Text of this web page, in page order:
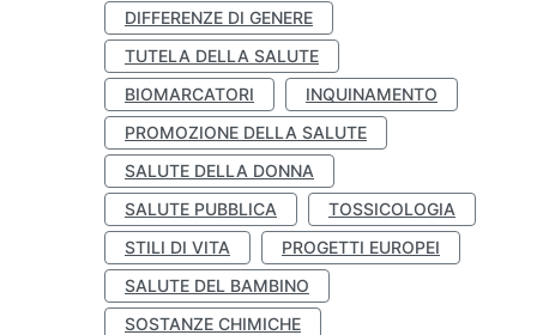
DIFFERENZE DI GENERE
TUTELA DELLA SALUTE
BIOMARCATORI
INQUINAMENTO
PROMOZIONE DELLA SALUTE
SALUTE DELLA DONNA
SALUTE PUBBLICA
TOSSICOLOGIA
STILI DI VITA
PROGETTI EUROPEI
SALUTE DEL BAMBINO
SOSTANZE CHIMICHE